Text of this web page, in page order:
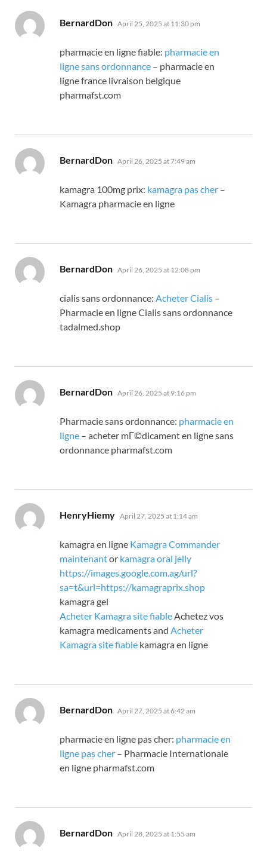
BernardDon says:
April 25, 2025 at 11:30 pm
pharmacie en ligne fiable: pharmacie en
ligne sans ordonnance – pharmacie en
ligne france livraison belgique
pharmafst.com
BernardDon says:
April 26, 2025 at 7:49 am
kamagra 100mg prix: kamagra pas cher –
Kamagra pharmacie en ligne
BernardDon says:
April 26, 2025 at 12:08 pm
cialis sans ordonnance: Acheter Cialis –
Pharmacie en ligne Cialis sans ordonnance
tadalmed.shop
BernardDon says:
April 26, 2025 at 9:16 pm
Pharmacie sans ordonnance: pharmacie en
ligne – acheter mГ©dicament en ligne sans
ordonnance pharmafst.com
HenryHiemy says:
April 27, 2025 at 1:14 am
kamagra en ligne Kamagra Commander
maintenantor kamagra oral jelly
https://images.google.com.ag/url?
sa=t&url=https://kamagraprix.shop
kamagra gel
Acheter Kamagra site fiable Achetez vos
kamagra medicaments and Acheter
Kamagra site fiable kamagra en ligne
BernardDon says:
April 27, 2025 at 6:42 am
pharmacie en ligne pas cher: pharmacie en
ligne pas cher – Pharmacie Internationale
en ligne pharmafst.com
BernardDon says:
April 28, 2025 at 1:55 am